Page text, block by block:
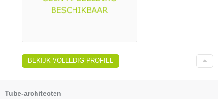
BEKIJK VOLLEDIG PROFIEL
Tube-architecten